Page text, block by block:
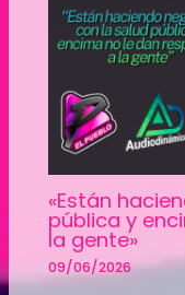
«Están
pública y
la gente»
09/06/2026